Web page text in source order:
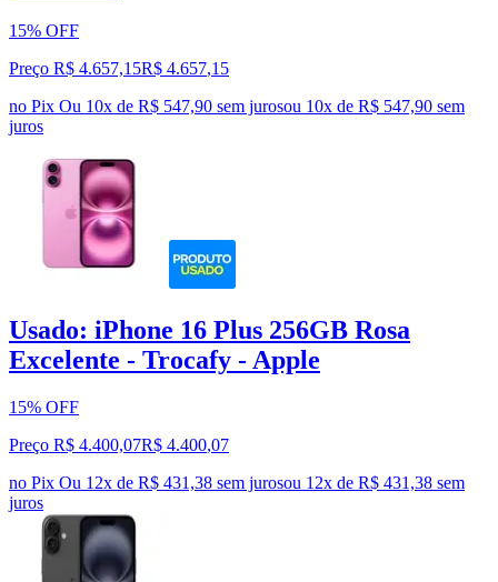
15% OFF
Preço R$ 4.657,15R$ 4.657,15
no Pix Ou 10x de R$ 547,90 sem jurosou 10x de R$ 547,90 sem
juros
Usado: iPhone 16 Plus 256GB Rosa
Excelente - Trocafy - Apple
15% OFF
Preço R$ 4.400,07R$ 4.400,07
no Pix Ou 12x de R$ 431,38 sem jurosou 12x de R$ 431,38 sem
juros